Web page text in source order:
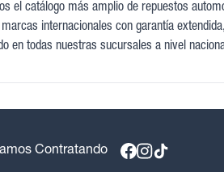
el catálogo más amplio de repuestos
internacionales con garantía
en todas nuestras sucursales a nivel
Contratando